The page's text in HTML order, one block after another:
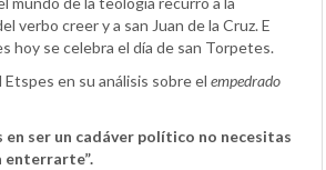
verbo creer y a san Juan de la Cruz. E
hoy se celebra el día de san Torpetes.
en su análisis sobre el empedrado
en ser un cadáver político no necesitas
enterrarte”.